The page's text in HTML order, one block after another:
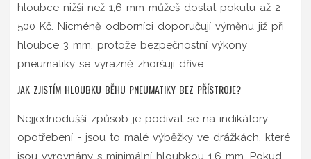
hloubce nižší než 1,6 mm můžeš dostat pokutu až 2
500 Kč. Nicméně odborníci doporučují výměnu již při
hloubce 3 mm, protože bezpečnostní výkony
pneumatiky se výrazně zhoršují dříve.
JAK ZJISTÍM HLOUBKU BĚHU PNEUMATIKY BEZ PŘÍSTROJE?
Nejjednodušší způsob je podívat se na indikátory
opotřebení - jsou to malé výběžky ve drážkách, které
jsou vyrovnány s minimální hloubkou 1,6 mm. Pokud